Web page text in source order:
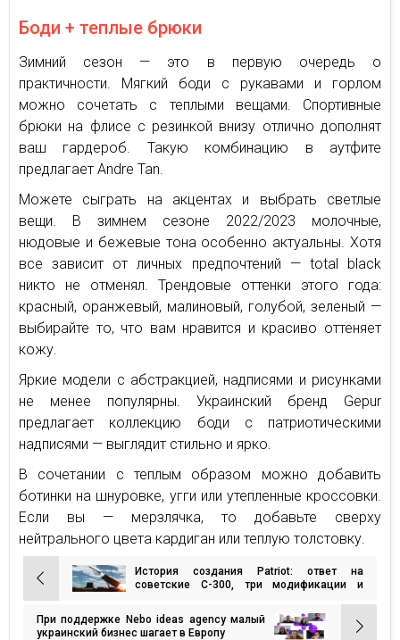
Боди + теплые брюки
Зимний сезон — это в первую очередь о
практичности. Мягкий боди с рукавами и горлом
можно сочетать с теплыми вещами. Спортивные
брюки на флисе с резинкой внизу отлично дополнят
ваш гардероб. Такую комбинацию в аутфите
предлагает Andre Tan.
Можете сыграть на акцентах и выбрать светлые
вещи. В зимнем сезоне 2022/2023 молочные,
нюдовые и бежевые тона особенно актуальны. Хотя
все зависит от личных предпочтений — total black
никто не отменял. Трендовые оттенки этого года:
красный, оранжевый, малиновый, голубой, зеленый —
выбирайте то, что вам нравится и красиво оттеняет
кожу.
Яркие модели с абстракцией, надписями и рисунками
не менее популярны. Украинский бренд Gepur
предлагает коллекцию боди с патриотическими
надписями — выглядит стильно и ярко.
В сочетании с теплым образом можно добавить
ботинки на шнуровке, угги или утепленные кроссовки.
Если вы — мерзлячка, то добавьте сверху
нейтрального цвета кардиган или теплую толстовку.
Навигация
по
записям
История создания Patriot: ответ на
советские С-300, три модификации и
При поддержке Nebo ideas agency малый
украинский бизнес шагает в Европу